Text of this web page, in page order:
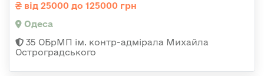
від 25000 до 125000 грн
Одеса
35 ОБрМП ім. контр-адмірала Михайла
Остроградського